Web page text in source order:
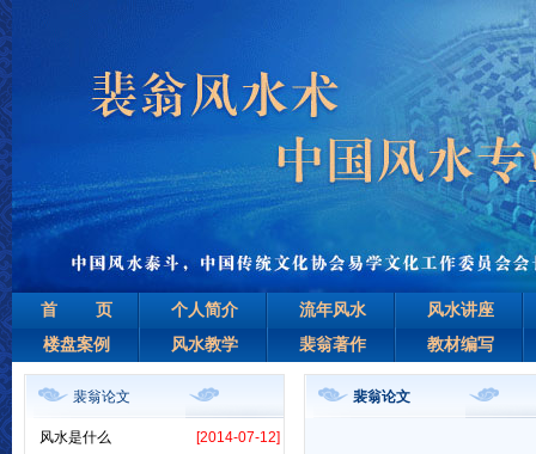
首 页 个人简介 流年风水
风水讲座
楼盘案例
风水教学 裴翁著作 教材编写
裴翁论文
风水是什么
[2014-07-12]
裴翁论文